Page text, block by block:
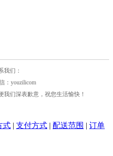
我们：
：youzilicom
们深表歉意，祝您生活愉快！
式 | 支付方式 | 配送范围 | 订单